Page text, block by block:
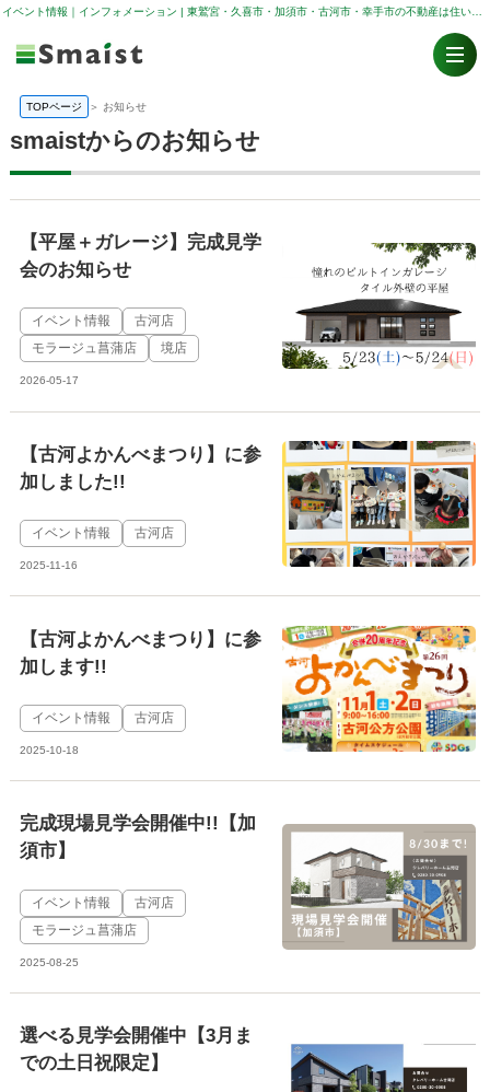
TOPページ ＞ お知らせ
smaistからのお知らせ
【平屋＋ガレージ】完成見学
会のお知らせ
イベント情報
古河店
モラージュ菖蒲店
境店
2026-05-17
【古河よかんべまつり】に参
加しました!!
イベント情報 古河店
2025-11-16
【古河よかんべまつり】に参
加します!!
イベント情報 古河店
2025-10-18
完成現場見学会開催中!!【加
須市】
イベント情報
古河店
モラージュ菖蒲店
2025-08-25
選べる見学会開催中【3月ま
での土日祝限定】